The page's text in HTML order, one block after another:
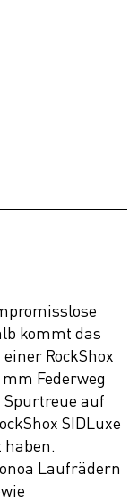
kommt das
einer RockShox
Federweg
auf
SIDLuxe
Laufrädern